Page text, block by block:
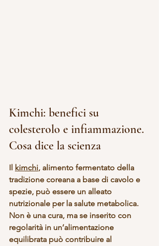
Kimchi: benefici su
colesterolo e infiammazione.
Cosa dice la scienza
Il kimchi, alimento fermentato della
tradizione coreana a base di cavolo e
spezie, può essere un alleato
nutrizionale per la salute metabolica.
Non è una cura, ma se inserito con
regolarità in un’alimentazione
equilibrata può contribuire al